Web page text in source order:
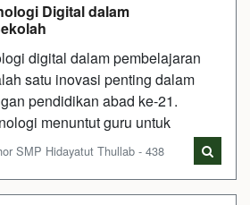
Digital dalam
digital dalam pembelajaran
satu inovasi penting dalam
pendidikan abad ke-21.
menuntut guru untuk
SMP Hidayatut Thullab - 438